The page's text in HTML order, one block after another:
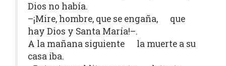
Dios no había.
–¡Mire, hombre, que se engaña, que
hay Dios y Santa María!–.
A la mañana siguiente la muerte a su
casa iba.